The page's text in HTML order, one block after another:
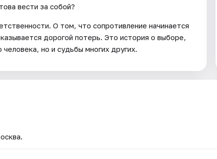
вести за собой?
О том, что сопротивление начинается
дорогой потерь. Это история о выборе,
но и судьбы многих других.